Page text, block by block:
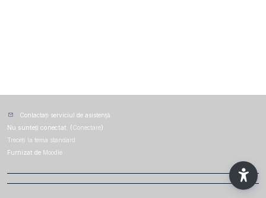
Contactați serviciul de asistență
Nu sunteți conectat. (Conectare)
Treceți la tema standard
Furnizat de Moodle